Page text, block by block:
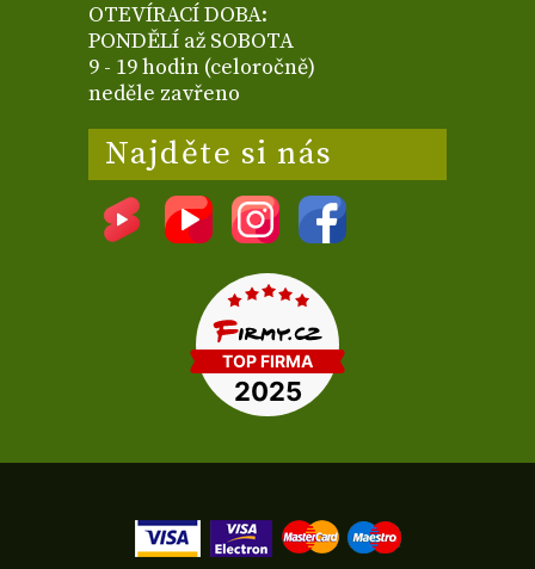
OTEVÍRACÍ DOBA:
PONDĚLÍ až SOBOTA
9 - 19 hodin (celoročně)
neděle zavřeno
Najděte si nás